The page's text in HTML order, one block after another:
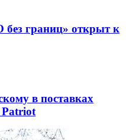
без границ» открыт к
в поставках
Patriot